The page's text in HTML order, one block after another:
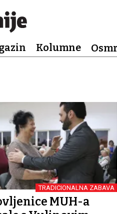
Kolumne
TRADICIONALNA ZABAVA
MUH-a